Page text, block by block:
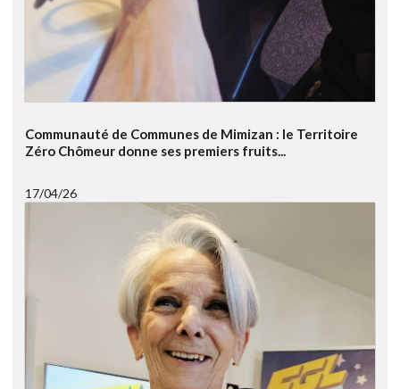
Communauté de Communes de Mimizan : le Territoire
Zéro Chômeur donne ses premiers fruits...
17/04/26